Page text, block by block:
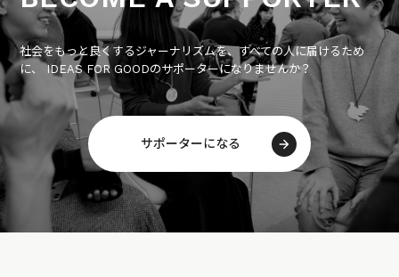
社会をもっと良くするジャーナリズムを、すべての人に届けるため
に、 IDEAS FOR GOODのサポーターになりませんか？
サポーターになる